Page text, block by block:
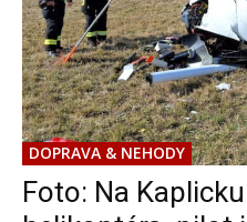
DOPRAVA & NEHODY
Foto: Na